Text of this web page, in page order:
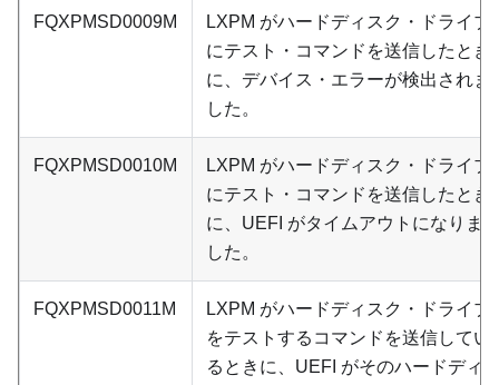
FQXPMSD0009M
LXPM がハードディスク・ドライブ
にテスト・コマンドを送信したとき
に、デバイス・エラーが検出されま
した。
FQXPMSD0010M
LXPM がハードディスク・ドライブ
にテスト・コマンドを送信したとき
に、UEFI がタイムアウトになりま
した。
FQXPMSD0011M
LXPM がハードディスク・ドライブ
をテストするコマンドを送信してい
るときに、UEFI がそのハードディ